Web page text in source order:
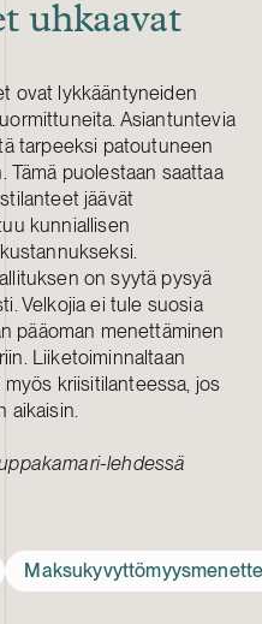
uhkaavat
ovat lykkääntyneiden
Asiantuntevia
tarpeeksi patoutuneen
Tämä puolestaan saattaa
jäävät
kunniallisen
on syytä pysyä
Velkojia ei tule suosia
pääoman menettäminen
Liiketoiminnaltaan
kriisitilanteessa, jos
aikaisin.
lehdessä